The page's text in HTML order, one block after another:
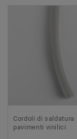
Cordoli di saldatura
pavimenti vinilici